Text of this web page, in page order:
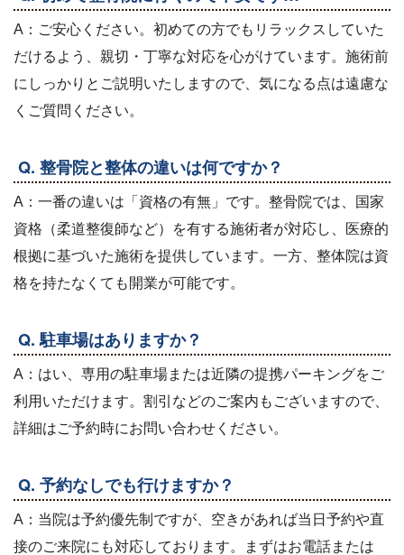
A：ご安心ください。初めての方でもリラックスしていた
だけるよう、親切・丁寧な対応を心がけています。施術前
にしっかりとご説明いたしますので、気になる点は遠慮な
くご質問ください。
Q. 整骨院と整体の違いは何ですか？
A：一番の違いは「資格の有無」です。整骨院では、国家
資格（柔道整復師など）を有する施術者が対応し、医療的
根拠に基づいた施術を提供しています。一方、整体院は資
格を持たなくても開業が可能です。
Q. 駐車場はありますか？
A：はい、専用の駐車場または近隣の提携パーキングをご
利用いただけます。割引などのご案内もございますので、
詳細はご予約時にお問い合わせください。
Q. 予約なしでも行けますか？
A：当院は予約優先制ですが、空きがあれば当日予約や直
接のご来院にも対応しております。まずはお電話または